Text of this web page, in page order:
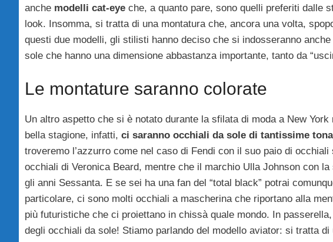
anche modelli cat-eye che, a quanto pare, sono quelli preferiti dalle
look. Insomma, si tratta di una montatura che, ancora una volta,
questi due modelli, gli stilisti hanno deciso che si indosseranno anche
sole che hanno una dimensione abbastanza importante, tanto da
Le montature saranno colorate
Un altro aspetto che si è notato durante la sfilata di moda a New
bella stagione, infatti, ci saranno occhiali da sole di tantissime
troveremo l’azzurro come nel caso di Fendi con il suo paio di
occhiali di Veronica Beard, mentre che il marchio Ulla Johnson con la
gli anni Sessanta. E se sei ha una fan del “total black” potrai
particolare, ci sono molti occhiali a mascherina che riportano alla
più futuristiche che ci proiettano in chissà quale mondo. In
degli occhiali da sole! Stiamo parlando del modello aviator: si tratta